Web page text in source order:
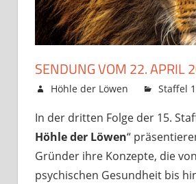
SENDUNG VOM 22. APRIL
19. April 2024
Höhle der Löwen Staffel
In der dritten Folge der 15.
Höhle der Löwen“
Gründer ihre Konzepte, die
psychischen Gesundheit bis